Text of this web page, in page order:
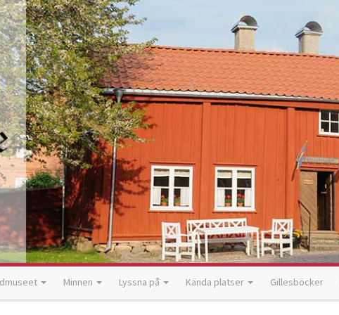
Minnen Lyssna på Kända platser Gillesböcker